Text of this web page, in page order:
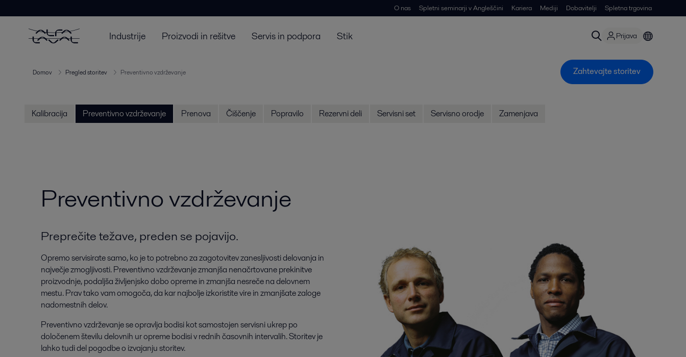
O nas Spletni seminarji v Angleščini Kariera Mediji Dobavitelji Spletna trgovina
Industrije Proizvodi in rešitve Servis in podpora Stik Prijava
Domov Pregled storitev Preventivno vzdrževanje Zahtevajte storitev
Kalibracija Preventivno vzdrževanje Prenova Čiščenje Popravilo Rezervni deli Servisni set Servisno orodje Zamenjava
Preventivno vzdrževanje
Preprečite težave, preden se pojavijo.
Opremo servisirate samo, ko je to potrebno za zagotovitev zanesljivosti delovanja in
največje zmogljivosti. Preventivno vzdrževanje zmanjša nenačrtovane prekinitve
proizvodnje, podaljša življenjsko dobo opreme in zmanjša nesreče na delovnem
mestu. Prav tako vam omogoča, da kar najbolje izkoristite vire in zmanjšate zaloge
nadomestnih delov.
Preventivno vzdrževanje se opravlja bodisi kot samostojen servisni ukrep po
določenem številu delovnih ur opreme bodisi v rednih časovnih intervalih. Storitev je
lahko tudi del pogodbe o izvajanju storitev.